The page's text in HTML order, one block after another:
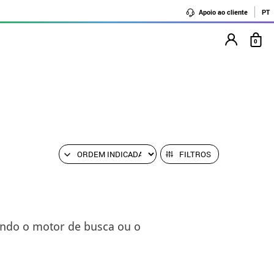
Apoio ao cliente PT
0
FILTROS
o motor de busca ou o